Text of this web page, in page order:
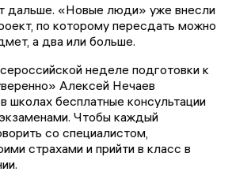
дальше. «Новые люди» уже внесли
по которому пересдать можно
а два или больше.
неделе подготовки к
Алексей Нечаев
школах бесплатные консультации
Чтобы каждый
со специалистом,
страхами и прийти в класс в